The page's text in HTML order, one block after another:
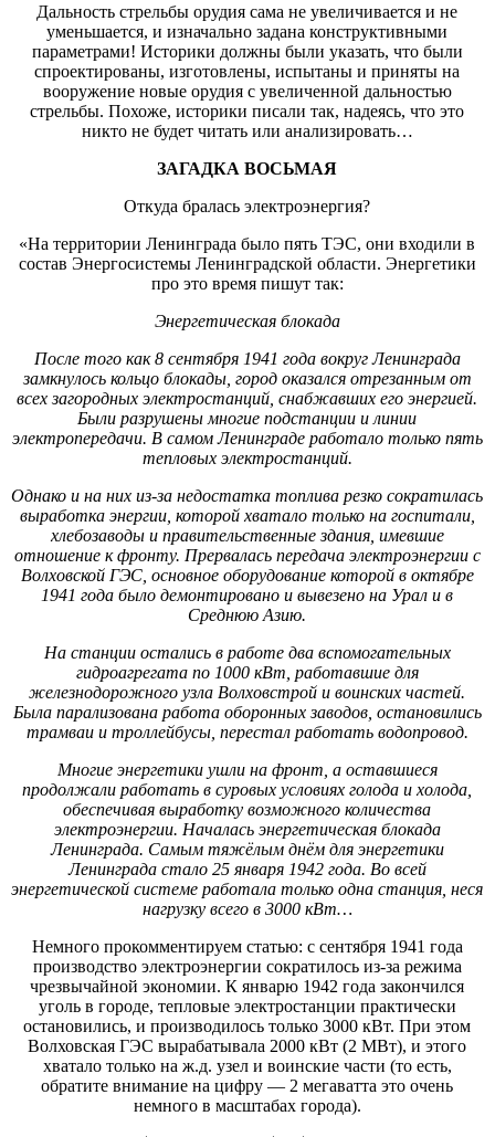
Дальность стрельбы орудия сама не увеличивается и не
уменьшается, и изначально задана конструктивными
параметрами! Историки должны были указать, что были
спроектированы, изготовлены, испытаны и приняты на
вооружение новые орудия с увеличенной дальностью
стрельбы. Похоже, историки писали так, надеясь, что это
никто не будет читать или анализировать…
ЗАГАДКА ВОСЬМАЯ
Откуда бралась электроэнергия?
«На территории Ленинграда было пять ТЭС, они входили в
состав Энергосистемы Ленинградской области. Энергетики
про это время пишут так:
Энергетическая блокада
После того как 8 сентября 1941 года вокруг Ленинграда
замкнулось кольцо блокады, город оказался отрезанным от
всех загородных электростанций, снабжавших его энергией.
Были разрушены многие подстанции и линии
электропередачи. В самом Ленинграде работало только пять
тепловых электростанций.
Однако и на них из-за недостатка топлива резко сократилась
выработка энергии, которой хватало только на госпитали,
хлебозаводы и правительственные здания, имевшие
отношение к фронту. Прервалась передача электроэнергии с
Волховской ГЭС, основное оборудование которой в октябре
1941 года было демонтировано и вывезено на Урал и в
Среднюю Азию.
На станции остались в работе два вспомогательных
гидроагрегата по 1000 кВт, работавшие для
железнодорожного узла Волховстрой и воинских частей.
Была парализована работа оборонных заводов, остановились
трамваи и троллейбусы, перестал работать водопровод.
Многие энергетики ушли на фронт, а оставшиеся
продолжали работать в суровых условиях голода и холода,
обеспечивая выработку возможного количества
электроэнергии. Началась энергетическая блокада
Ленинграда. Самым тяжёлым днём для энергетики
Ленинграда стало 25 января 1942 года. Во всей
энергетической системе работала только одна станция, неся
нагрузку всего в 3000 кВт…
Немного прокомментируем статью: с сентября 1941 года
производство электроэнергии сократилось из-за режима
чрезвычайной экономии. К январю 1942 года закончился
уголь в городе, тепловые электростанции практически
остановились, и производилось только 3000 кВт. При этом
Волховская ГЭС вырабатывала 2000 кВт (2 МВт), и этого
хватало только на ж.д. узел и воинские части (то есть,
обратите внимание на цифру — 2 мегаватта это очень
немного в масштабах города).